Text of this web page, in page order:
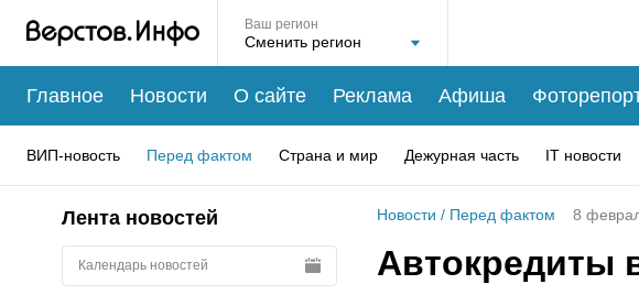
Ваш регион
Главное Новости О сайте Реклама Афиша
ВИП-новость Перед фактом Страна и мир Дежурная часть IT новости
Лента новостей
Календарь новостей
Новости / Перед фактом 8
Автокредиты